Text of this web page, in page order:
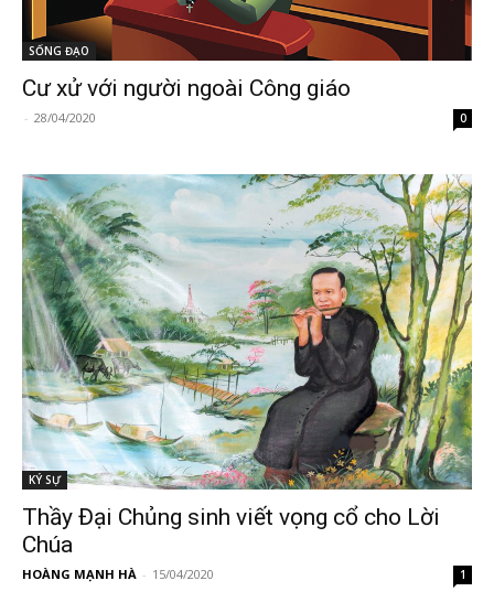
SỐNG ĐẠO
Cư xử với người ngoài Công giáo
- 28/04/2020 0
KÝ SỰ
Thầy Đại Chủng sinh viết vọng cổ cho Lời
Chúa
HOÀNG MẠNH HÀ - 15/04/2020 1